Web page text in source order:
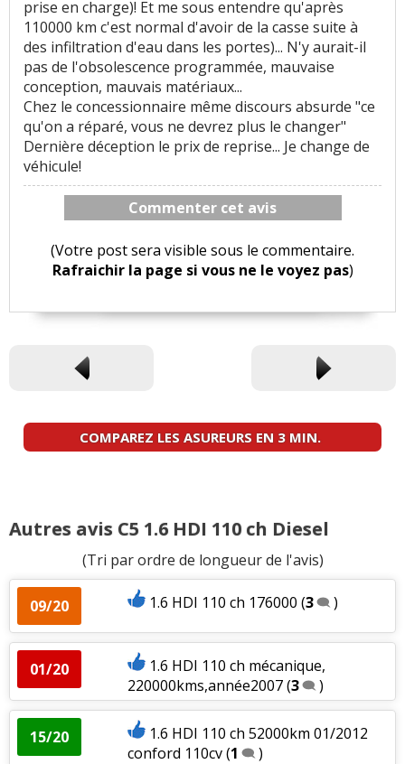
prise en charge)! Et me sous entendre qu'après
110000 km c'est normal d'avoir de la casse suite à
des infiltration d'eau dans les portes)... N'y aurait-il
pas de l'obsolescence programmée, mauvaise
conception, mauvais matériaux...
Chez le concessionnaire même discours absurde "ce
qu'on a réparé, vous ne devrez plus le changer"
Dernière déception le prix de reprise... Je change de
véhicule!
Commenter cet avis
(Votre post sera visible sous le commentaire.
Rafraichir la page si vous ne le voyez pas)
COMPAREZ LES ASUREURS EN 3 MIN.
Autres avis C5 1.6 HDI 110 ch Diesel
(Tri par ordre de longueur de l'avis)
09/20 1.6 HDI 110 ch 176000 (3 )
01/20
1.6 HDI 110 ch mécanique,
220000kms,année2007(3 )
15/20
1.6 HDI 110 ch 52000km 01/2012
conford 110cv(1 )